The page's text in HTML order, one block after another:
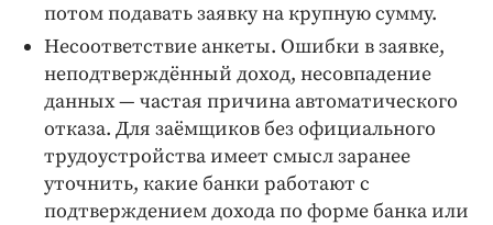
потом подавать заявку на крупную сумму.
Несоответствие анкеты. Ошибки в заявке,
неподтверждённый доход, несовпадение
данных — частая причина автоматического
отказа. Для заёмщиков без официального
трудоустройства имеет смысл заранее
уточнить, какие банки работают с
подтверждением дохода по форме банка или